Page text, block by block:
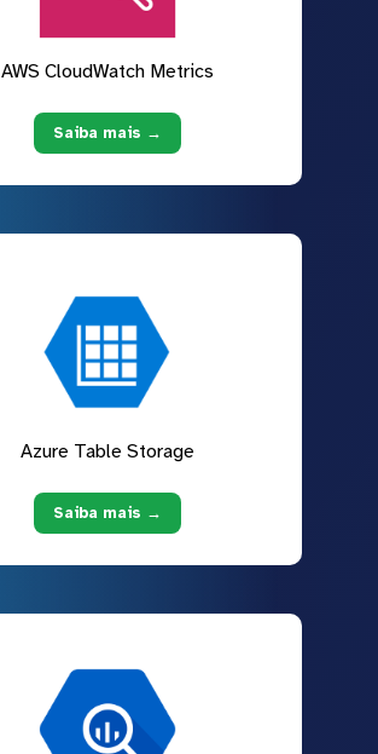
AWS CloudWatch Metrics
Saiba mais →
Azure Table Storage
Saiba mais →